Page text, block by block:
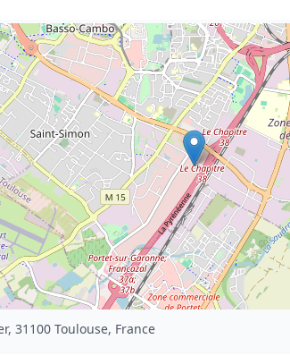
31100 Toulouse, France